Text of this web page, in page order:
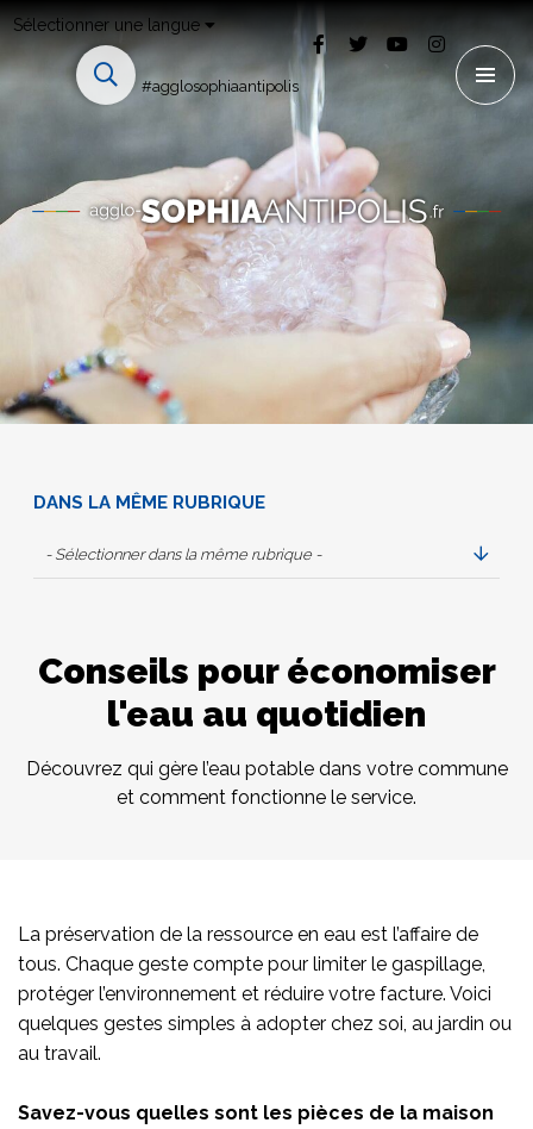
Sélectionner une langue
#agglosophiaantipolis
DANS LA MÊME RUBRIQUE
- Sélectionner dans la même rubrique -
Conseils pour économiser
l'eau au quotidien
Découvrez qui gère l’eau potable dans votre commune
et comment fonctionne le service.
La préservation de la ressource en eau est l’affaire de
tous. Chaque geste compte pour limiter le gaspillage,
protéger l’environnement et réduire votre facture. Voici
quelques gestes simples à adopter chez soi, au jardin ou
au travail.
Savez-vous quelles sont les pièces de la maison